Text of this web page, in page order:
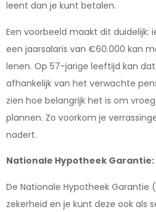
leent dan je kunt betalen.
Een voorbeeld maakt dit duidelijk:
een jaarsalaris van €60.000 kan
lenen. Op 57-jarige leeftijd kan
afhankelijk van het verwachte
zien hoe belangrijk het is om
plannen. Zo voorkom je
nadert.
Nationale Hypotheek
De Nationale Hypotheek Garantie
zekerheid en je kunt deze ook als